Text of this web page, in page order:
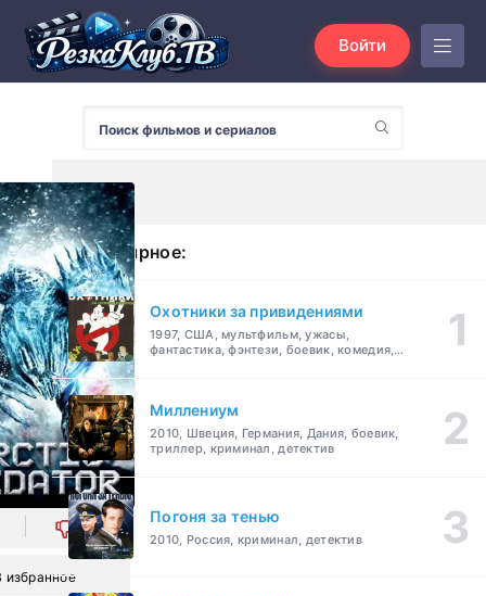
Войти
0
избранное
Популярное:
Охотники за привидениями
1997, США, мультфильм, ужасы,
фантастика, фэнтези, боевик, комедия,
Миллениум
2010, Швеция, Германия, Дания, боевик,
триллер, криминал, детектив
Погоня за тенью
2010, Россия, криминал, детектив